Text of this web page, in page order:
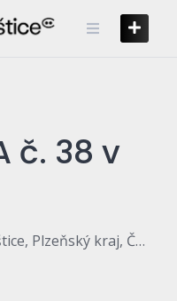
č. 38 v
V Brance 1344, 33401 Přeštice, Plzeňský kraj, Česko